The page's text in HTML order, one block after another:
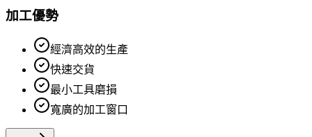
加工優勢
經濟高效的生產
快速交貨
最小工具磨損
寬廣的加工窗口